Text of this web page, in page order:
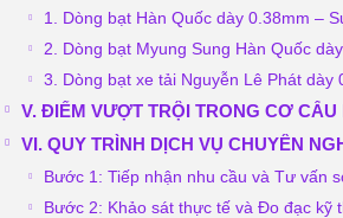
1. Dòng bạt Hàn Quốc dày 0.38mm –
2. Dòng bạt Myung Sung Hàn Quốc
3. Dòng bạt xe tải Nguyễn Lê Phát
V. ĐIỂM VƯỢT TRỘI TRONG CƠ
VI. QUY TRÌNH DỊCH VỤ CHUYÊN
Bước 1: Tiếp nhận nhu cầu và Tư vấn
Bước 2: Khảo sát thực tế và Đo đạc kỹ